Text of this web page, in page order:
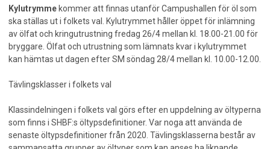
Kylutrymme kommer att finnas utanför Campushallen för öl som
ska ställas ut i folkets val. Kylutrymmet håller öppet för inlämning
av ölfat och kringutrustning fredag 26/4 mellan kl. 18.00-21.00 för
bryggare. Ölfat och utrustning som lämnats kvar i kylutrymmet
kan hämtas ut dagen efter SM söndag 28/4 mellan kl. 10.00-12.00.
Tävlingsklasser i folkets val
Klassindelningen i folkets val görs efter en uppdelning av öltyperna
som finns i SHBF:s öltypsdefinitioner. Var noga att använda de
senaste öltypsdefinitioner från 2020. Tävlingsklasserna består av